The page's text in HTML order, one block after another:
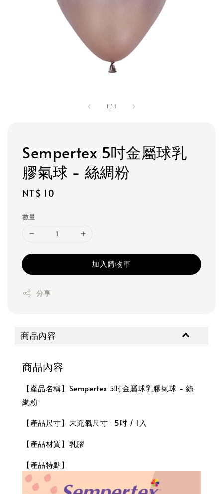
1 / 1
Sempertex 5吋金屬球乳
膠氣球 - 絲綢粉
Regular
NT$ 10
數量
加入購物車
分享
商品內容
商品內容
【產品名稱】Sempertex 5吋金屬球乳膠氣球 - 絲
綢粉
【產品尺寸】未充氣尺寸 : 5吋 / 1入
【產品材質】乳膠
【產品特點】